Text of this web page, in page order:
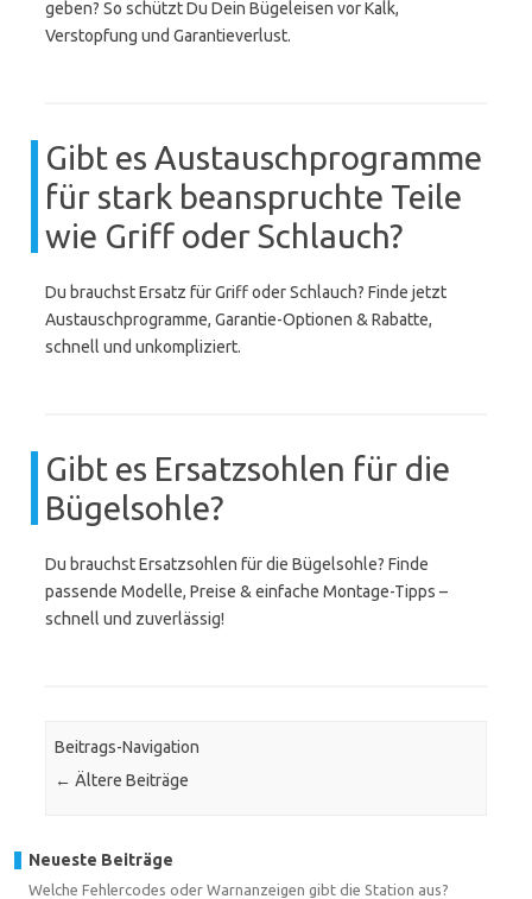
geben? So schützt Du Dein Bügeleisen vor Kalk,
Verstopfung und Garantieverlust.
Gibt es Austauschprogramme
für stark beanspruchte Teile
wie Griff oder Schlauch?
Du brauchst Ersatz für Griff oder Schlauch? Finde jetzt
Austauschprogramme, Garantie-Optionen & Rabatte,
schnell und unkompliziert.
Gibt es Ersatzsohlen für die
Bügelsohle?
Du brauchst Ersatzsohlen für die Bügelsohle? Finde
passende Modelle, Preise & einfache Montage-Tipps –
schnell und zuverlässig!
Beitrags-Navigation
← Ältere Beiträge
Neueste Beiträge
Welche Fehlercodes oder Warnanzeigen gibt die Station aus?